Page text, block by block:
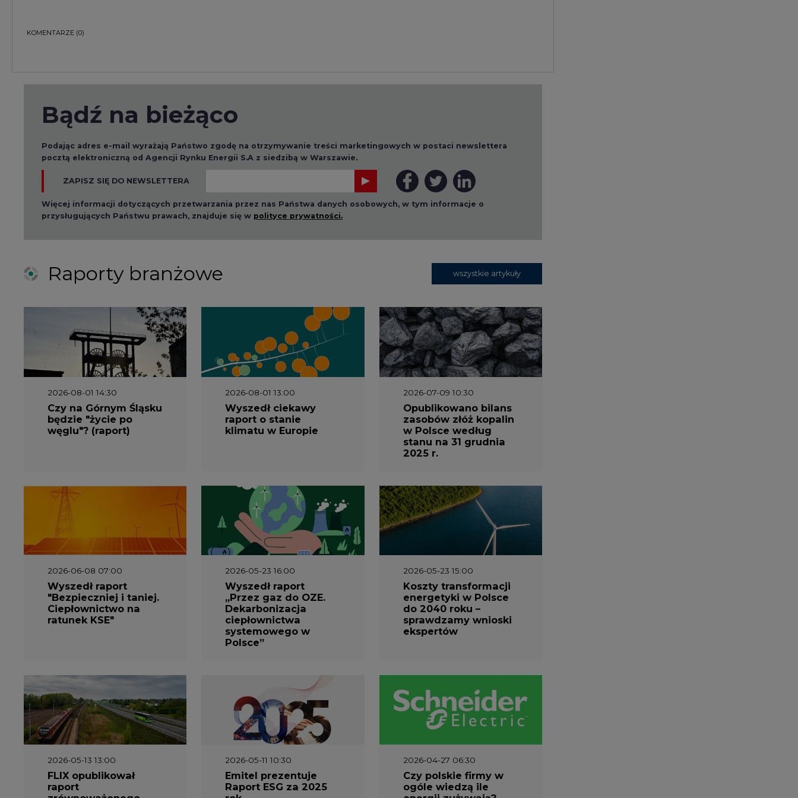
KOMENTARZE (0)
Bądź na bieżąco
Podając adres e-mail wyrażają Państwo zgodę na otrzymywanie treści marketingowych w postaci newslettera
pocztą elektroniczną od Agencji Rynku Energii S.A z siedzibą w Warszawie.
ZAPISZ SIĘ DO NEWSLETTERA
Więcej informacji dotyczących przetwarzania przez nas Państwa danych osobowych, w tym informacje o
przysługujących Państwu prawach, znajduje się w polityce prywatności.
Raporty branżowe wszystkie artykuły
2026-08-01 14:30
Czy na Górnym Śląsku
będzie "życie po
węglu"? (raport)
2026-08-01 13:00
Wyszedł ciekawy
raport o stanie
klimatu w Europie
2026-07-09 10:30
Opublikowano bilans
zasobów złóż kopalin
w Polsce według
stanu na 31 grudnia
2025 r.
2026-06-08 07:00
Wyszedł raport
"Bezpieczniej i taniej.
Ciepłownictwo na
ratunek KSE"
2026-05-23 16:00
Wyszedł raport
„Przez gaz do OZE.
Dekarbonizacja
ciepłownictwa
systemowego w
Polsce”
2026-05-23 15:00
Koszty transformacji
energetyki w Polsce
do 2040 roku –
sprawdzamy wnioski
ekspertów
2026-05-13 13:00
FLIX opublikował
raport
2026-05-11 10:30
Emitel prezentuje
Raport ESG za 2025
2026-04-27 06:30
Czy polskie firmy w
ogóle wiedzą ile